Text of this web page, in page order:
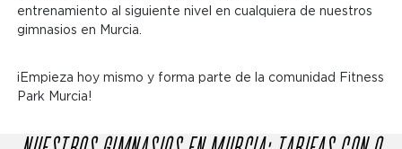
entrenamiento al siguiente nivel en cualquiera de nuestros
gimnasios en Murcia.
¡Empieza hoy mismo y forma parte de la comunidad Fitness
Park Murcia!